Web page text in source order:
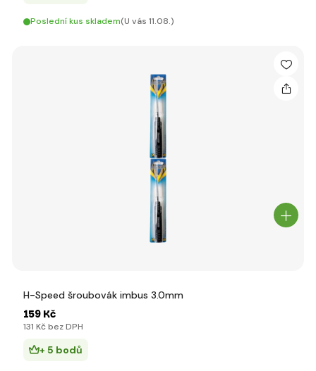
Poslední kus skladem(U vás 11.08.)
H-Speed šroubovák imbus 3.0mm
159 Kč
131 Kč bez DPH
+ 5 bodů